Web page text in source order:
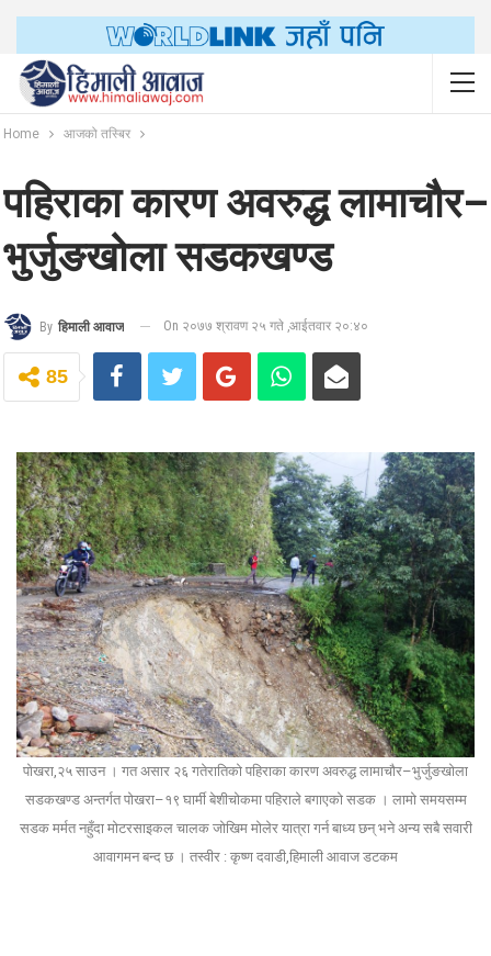
Home आजको तस्बिर
पहिराका कारण अवरुद्ध लामाचौर–
भुर्जुङखोला सडकखण्ड
By हिमाली आवाज On २०७७ श्रावण २५ गते ,आईतवार २०:४०
85
पोखरा,२५ साउन । गत असार २६ गतेरातिको पहिराका कारण अवरुद्ध लामाचौर–भुर्जुङखोला
सडकखण्ड अन्तर्गत पोखरा–१९ घार्मी बेशीचोकमा पहिराले बगाएको सडक । लामो समयसम्म
सडक मर्मत नहुँदा मोटरसाइकल चालक जोखिम मोलेर यात्रा गर्न बाध्य छन् भने अन्य सबै सवारी
आवागमन बन्द छ । तस्वीर : कृष्ण दवाडी,हिमाली आवाज डटकम